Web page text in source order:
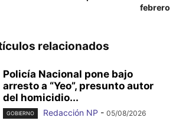
febrero
relacionados
Policía Nacional pone bajo
arresto a “Yeo”, presunto autor
del homicidio...
GOBIERNO Redacción NP - 05/08/2026